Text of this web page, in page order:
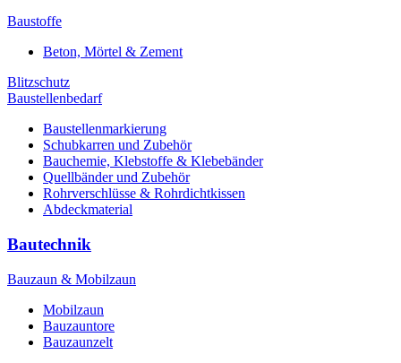
Baustoffe
Beton, Mörtel & Zement
Blitzschutz
Baustellenbedarf
Baustellenmarkierung
Schubkarren und Zubehör
Bauchemie, Klebstoffe & Klebebänder
Quellbänder und Zubehör
Rohrverschlüsse & Rohrdichtkissen
Abdeckmaterial
Bautechnik
Bauzaun & Mobilzaun
Mobilzaun
Bauzauntore
Bauzaunzelt